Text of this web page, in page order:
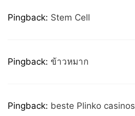
Pingback: Stem Cell
Pingback: ข้าวหมาก
Pingback: beste Plinko casinos